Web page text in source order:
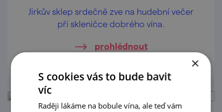
Jirkův sklep srdečně zve na hudební večer
při skleničce dobrého vína.
prohlédnout
×
S cookies vás to bude bavit
víc
Raději lákáme na bobule vína, ale teď vám